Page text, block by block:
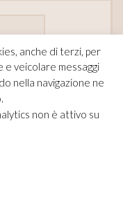
anche di terzi, per
e veicolare messaggi
nella navigazione ne
non è attivo su